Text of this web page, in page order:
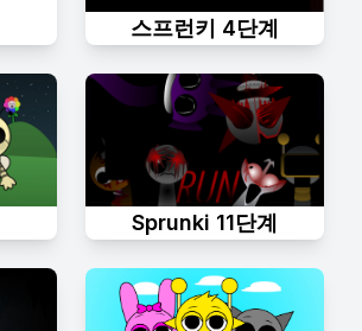
스프런키 4단계
Sprunki 11단계